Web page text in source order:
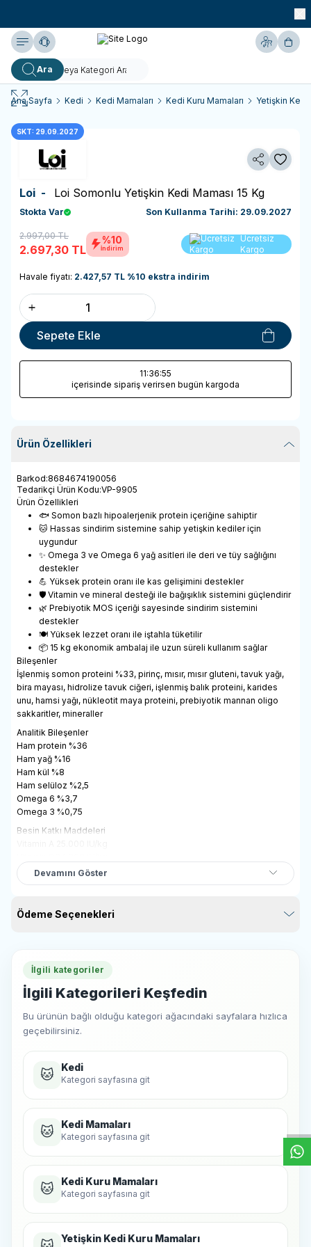
Yardım
Ara
Hesabım
Ana Sayfa Kedi Kedi Mamaları Kedi Kuru Mamaları Yetişkin Kedi
SKT: 29.09.2027
Paylaş
Loi - Loi Somonlu Yetişkin Kedi Maması 15 Kg
Stokta Var Son Kullanma Tarihi: 29.09.2027
2.997,00TL
2.697,30 TL
%10
İndirim
Ücretsiz
Kargo
Havale fiyatı: 2.427,57 TL %10 ekstra indirim
Sepete Ekle
11:36:55
içerisinde sipariş verirsen bugün kargoda
Ürün Özellikleri
Barkod:8684674190056
Tedarikçi Ürün Kodu:VP-9905
Ürün Özellikleri
🐟 Somon bazlı hipoalerjenik protein içeriğine sahiptir
🐱 Hassas sindirim sistemine sahip yetişkin kediler için
uygundur
✨ Omega 3 ve Omega 6 yağ asitleri ile deri ve tüy sağlığını
destekler
💪 Yüksek protein oranı ile kas gelişimini destekler
🛡️ Vitamin ve mineral desteği ile bağışıklık sistemini güçlendirir
🌿 Prebiyotik MOS içeriği sayesinde sindirim sistemini
destekler
🍽️ Yüksek lezzet oranı ile iştahla tüketilir
📦 15 kg ekonomik ambalaj ile uzun süreli kullanım sağlar
Bileşenler
İşlenmiş somon proteini %33, pirinç, mısır, mısır gluteni, tavuk yağı,
bira mayası, hidrolize tavuk ciğeri, işlenmiş balık proteini, karides
unu, hamsi yağı, nükleotit maya proteini, prebiyotik mannan oligo
sakkaritler, mineraller
Analitik Bileşenler
Ham protein %36
Ham yağ %16
Ham kül %8
Ham selüloz %2,5
Omega 6 %3,7
Omega 3 %0,75
Besin Katkı Maddeleri
Vitamin E 500 mg/kg
Vitamin C 30 mg/kg
Vitamin B1, B2, B3, B6, B12
Biotin, folat, kalsiyum, fosfor, çinko, bakır, demir, sodyum
Devamını Göster
Ödeme Seçenekleri
İlgili kategoriler
İlgili Kategorileri Keşfedin
Bu ürünün bağlı olduğu kategori ağacındaki sayfalara hızlıca
geçebilirsiniz.
🐱 Kedi
Kategori sayfasına git
🐱 Kedi Mamaları
Kategori sayfasına git
🐱 Kedi Kuru Mamaları
Kategori sayfasına git
Yetişkin Kedi Kuru Mamaları